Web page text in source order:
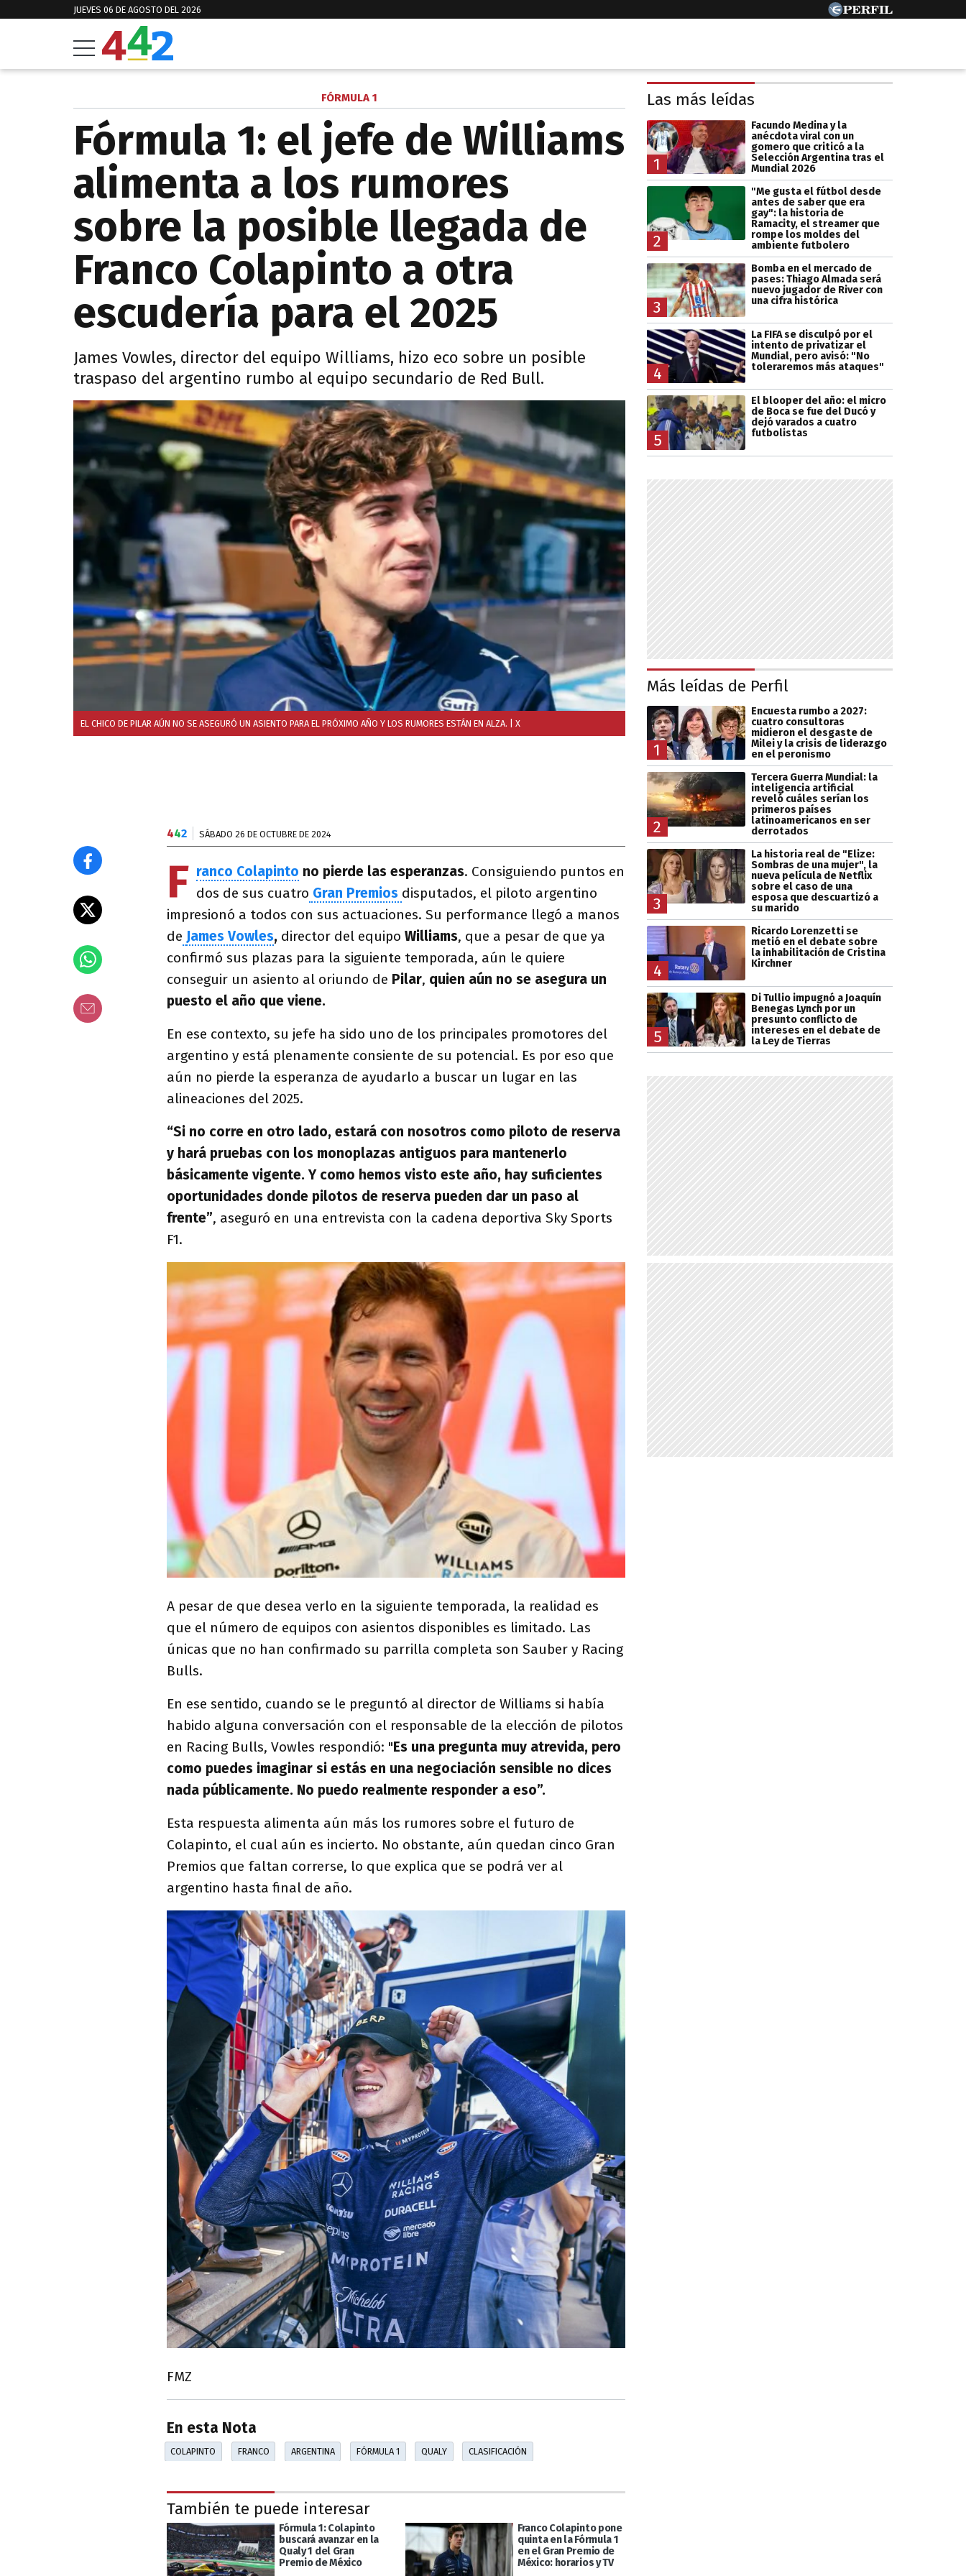
JUEVES 06 DE AGOSTO DEL 2026
FÓRMULA 1
Fórmula 1: el jefe de Williams
alimenta a los rumores
sobre la posible llegada de
Franco Colapinto a otra
escudería para el 2025
James Vowles, director del equipo Williams, hizo eco sobre un posible
traspaso del argentino rumbo al equipo secundario de Red Bull.
EL CHICO DE PILAR AÚN NO SE ASEGURÓ UN ASIENTO PARA EL PRÓXIMO AÑO Y LOS RUMORES ESTÁN EN ALZA. | X
442 SÁBADO 26 DE OCTUBRE DE 2024
F ranco Colapinto no pierde las esperanzas. Consiguiendo puntos en
dos de sus cuatro Gran Premios disputados, el piloto argentino
impresionó a todos con sus actuaciones. Su performance llegó a manos
de James Vowles, director del equipo Williams, que a pesar de que ya
confirmó sus plazas para la siguiente temporada, aún le quiere
conseguir un asiento al oriundo de Pilar, quien aún no se asegura un
puesto el año que viene.
En ese contexto, su jefe ha sido uno de los principales promotores del
argentino y está plenamente consiente de su potencial. Es por eso que
aún no pierde la esperanza de ayudarlo a buscar un lugar en las
alineaciones del 2025.
“Si no corre en otro lado, estará con nosotros como piloto de reserva
y hará pruebas con los monoplazas antiguos para mantenerlo
básicamente vigente. Y como hemos visto este año, hay suficientes
oportunidades donde pilotos de reserva pueden dar un paso al
frente”, aseguró en una entrevista con la cadena deportiva Sky Sports
F1.
A pesar de que desea verlo en la siguiente temporada, la realidad es
que el número de equipos con asientos disponibles es limitado. Las
únicas que no han confirmado su parrilla completa son Sauber y Racing
Bulls.
En ese sentido, cuando se le preguntó al director de Williams si había
habido alguna conversación con el responsable de la elección de pilotos
en Racing Bulls, Vowles respondió: "Es una pregunta muy atrevida, pero
como puedes imaginar si estás en una negociación sensible no dices
nada públicamente. No puedo realmente responder a eso”.
Esta respuesta alimenta aún más los rumores sobre el futuro de
Colapinto, el cual aún es incierto. No obstante, aún quedan cinco Gran
Premios que faltan correrse, lo que explica que se podrá ver al
argentino hasta final de año.
FMZ
En esta Nota
COLAPINTO FRANCO ARGENTINA FÓRMULA 1 QUALY CLASIFICACIÓN
También te puede interesar
Fórmula 1: Colapinto
buscará avanzar en la
Qualy 1 del Gran
Premio de México
Franco Colapinto pone
quinta en la Fórmula 1
en el Gran Premio de
México: horarios y TV
Las más leídas
1
Facundo Medina y la
anécdota viral con un
gomero que criticó a la
Selección Argentina tras el
Mundial 2026
2
"Me gusta el fútbol desde
antes de saber que era
gay": la historia de
Ramacity, el streamer que
rompe los moldes del
ambiente futbolero
3
Bomba en el mercado de
pases: Thiago Almada será
nuevo jugador de River con
una cifra histórica
4
La FIFA se disculpó por el
intento de privatizar el
Mundial, pero avisó: "No
toleraremos más ataques"
5
El blooper del año: el micro
de Boca se fue del Ducó y
dejó varados a cuatro
futbolistas
Más leídas de Perfil
1
Encuesta rumbo a 2027:
cuatro consultoras
midieron el desgaste de
Milei y la crisis de liderazgo
en el peronismo
2
Tercera Guerra Mundial: la
inteligencia artificial
reveló cuáles serían los
primeros países
latinoamericanos en ser
derrotados
3
La historia real de "Elize:
Sombras de una mujer", la
nueva película de Netflix
sobre el caso de una
esposa que descuartizó a
su marido
4
Ricardo Lorenzetti se
metió en el debate sobre
la inhabilitación de Cristina
Kirchner
5
Di Tullio impugnó a Joaquín
Benegas Lynch por un
presunto conflicto de
intereses en el debate de
la Ley de Tierras